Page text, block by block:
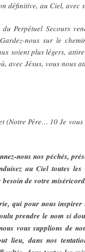
définitive, au Ciel, avec
Perpétuel Secours
nous sur le
soient plus légers,
avec Jésus, vous nous
(Notre Père… 10 Je
nous nos péchés,
au Ciel toutes les
de votre
qui pour nous inspirer
prendre le nom si
vous supplions de
lieu, dans nos